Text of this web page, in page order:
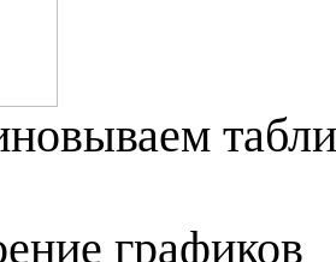
графиков